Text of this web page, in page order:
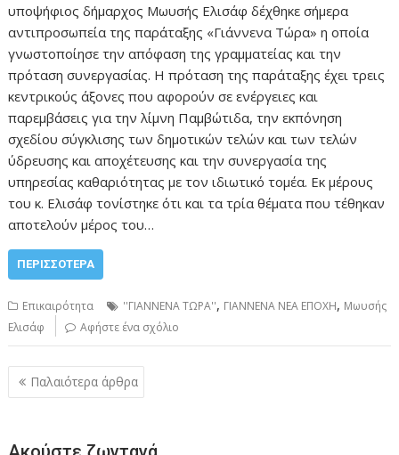
υποψήφιος δήμαρχος Μωυσής Ελισάφ δέχθηκε σήμερα
αντιπροσωπεία της παράταξης «Γιάννενα Τώρα» η οποία
γνωστοποίησε την απόφαση της γραμματείας και την
πρόταση συνεργασίας. Η πρόταση της παράταξης έχει τρεις
κεντρικούς άξονες που αφορούν σε ενέργειες και
παρεμβάσεις για την λίμνη Παμβώτιδα, την εκπόνηση
σχεδίου σύγκλισης των δημοτικών τελών και των τελών
ύδρευσης και αποχέτευσης και την συνεργασία της
υπηρεσίας καθαριότητας με τον ιδιωτικό τομέα. Εκ μέρους
του κ. Ελισάφ τονίστηκε ότι και τα τρία θέματα που τέθηκαν
αποτελούν μέρος του…
ΠΕΡΙΣΣΌΤΕΡΑ
Επικαιρότητα ''ΓΙΑΝΝΕΝΑ ΤΩΡΑ'', ΓΙΑΝΝΕΝΑ ΝΕΑ ΕΠΟΧΗ, Μωυσής
Ελισάφ
Αφήστε ένα σχόλιο
Πλοήγηση
άρθρων
Παλαιότερα άρθρα